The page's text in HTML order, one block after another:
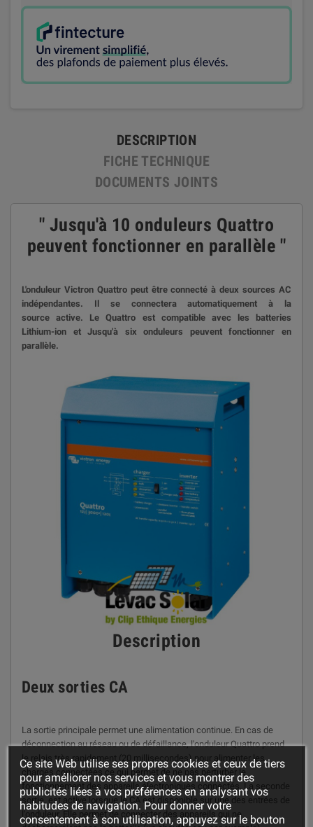
DESCRIPTION
FICHE TECHNIQUE
DOCUMENTS JOINTS
" Jusqu'à 10 onduleurs Quattro
peuvent fonctionner en parallèle "
L'onduleur Victron Quattro peut être connecté à deux sources AC
indépendantes. Il
se connectera automatiquement à la
sourceactive. Le Quattro est compatible avec les batteries
Lithium-ion et Jusqu'à six onduleurs peuvent fonctionner en
parallèle.
Description
Deux sorties CA
La sortie principale permet une alimentation continue. En cas de
déconnection au réseau ou de défaillance, l'onduleur Quattro prend
le relais très rapidement (20 millisecondes) pour alimenter les
charges connectées ce qui permet de ne pas perturber le
fonctionnement des appareils électroniques connectés. La seconde
sortie, est active lorsque le CA est disponible sur une des entrées de
l'onduleur. Elle permet de connecter des appareils qui ne
Ce site Web utilise ses propres cookies et ceux de tiers
pour améliorer nos services et vous montrer des
publicités liées à vos préférences en analysant vos
habitudes de navigation. Pour donner votre
consentement à son utilisation, appuyez sur le bouton